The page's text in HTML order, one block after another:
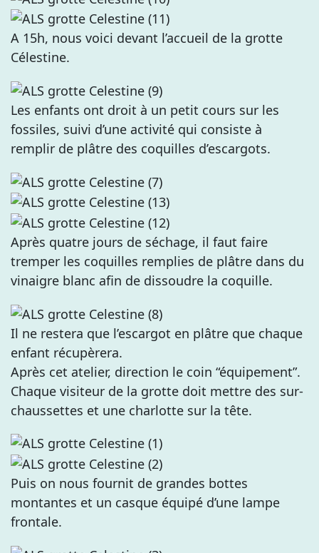
A 15h, nous voici devant l’accueil de la grotte
Célestine.
Les enfants ont droit à un petit cours sur les
fossiles, suivi d’une activité qui consiste à
remplir de plâtre des coquilles d’escargots.
Après quatre jours de séchage, il faut faire
tremper les coquilles remplies de plâtre dans du
vinaigre blanc afin de dissoudre la coquille.
Il ne restera que l’escargot en plâtre que chaque
enfant récupèrera.
Après cet atelier, direction le coin “équipement”.
Chaque visiteur de la grotte doit mettre des sur-
chaussettes et une charlotte sur la tête.
Puis on nous fournit de grandes bottes
montantes et un casque équipé d’une lampe
frontale.